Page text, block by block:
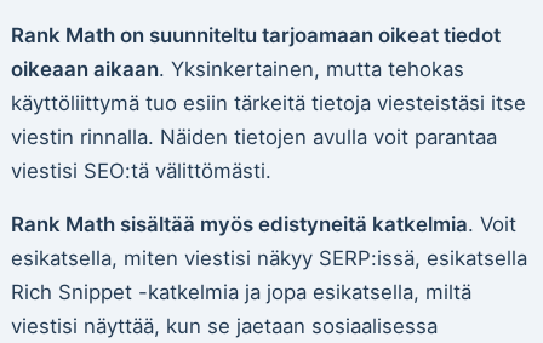
Rank Math on suunniteltu tarjoamaan oikeat tiedot
oikeaan aikaan. Yksinkertainen, mutta tehokas
käyttöliittymä tuo esiin tärkeitä tietoja viesteistäsi itse
viestin rinnalla. Näiden tietojen avulla voit parantaa
viestisi SEO:tä välittömästi.
Rank Math sisältää myös edistyneitä katkelmia. Voit
esikatsella, miten viestisi näkyy SERP:issä, esikatsella
Rich Snippet -katkelmia ja jopa esikatsella, miltä
viestisi näyttää, kun se jaetaan sosiaalisessa